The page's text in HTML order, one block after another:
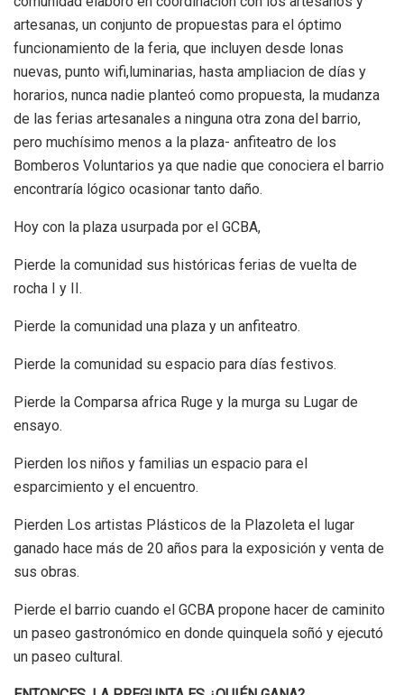
artesanas, un conjunto de propuestas para el óptimo
funcionamiento de la feria, que incluyen desde lonas
nuevas, punto wifi,luminarias, hasta ampliacion de días y
horarios, nunca nadie planteó como propuesta, la mudanza
de las ferias artesanales a ninguna otra zona del barrio,
pero muchísimo menos a la plaza- anfiteatro de los
Bomberos Voluntarios ya que nadie que conociera el barrio
encontraría lógico ocasionar tanto daño.
Hoy con la plaza usurpada por el GCBA,
Pierde la comunidad sus históricas ferias de vuelta de
rocha I y II.
Pierde la comunidad una plaza y un anfiteatro.
Pierde la comunidad su espacio para días festivos.
Pierde la Comparsa africa Ruge y la murga su Lugar de
ensayo.
Pierden los niños y familias un espacio para el
esparcimiento y el encuentro.
Pierden Los artistas Plásticos de la Plazoleta el lugar
ganado hace más de 20 años para la exposición y venta de
sus obras.
Pierde el barrio cuando el GCBA propone hacer de caminito
un paseo gastronómico en donde quinquela soñó y ejecutó
un paseo cultural.